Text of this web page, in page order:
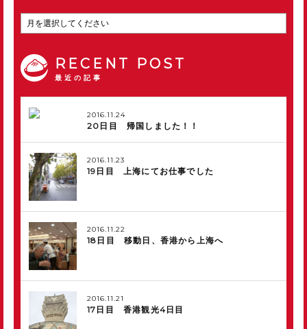
RECENT POST
最近の記事
2016.11.24
20日目 帰国しました！！
2016.11.23
19日目 上海にてお仕事でした
2016.11.22
18日目 移動日、香港から上海へ
2016.11.21
17日目 香港観光4日目